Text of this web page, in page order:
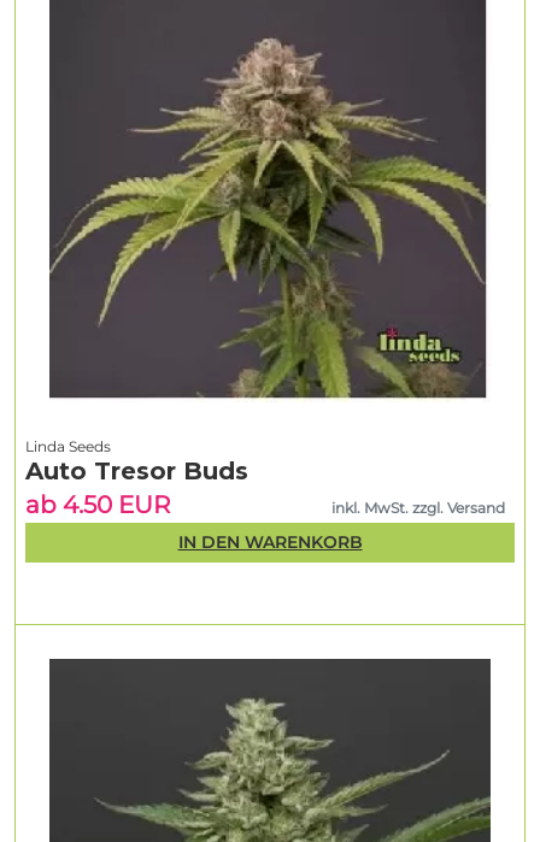
Linda Seeds
Auto Tresor Buds
ab 4.50 EUR
inkl. MwSt. zzgl. Versand
IN DEN WARENKORB